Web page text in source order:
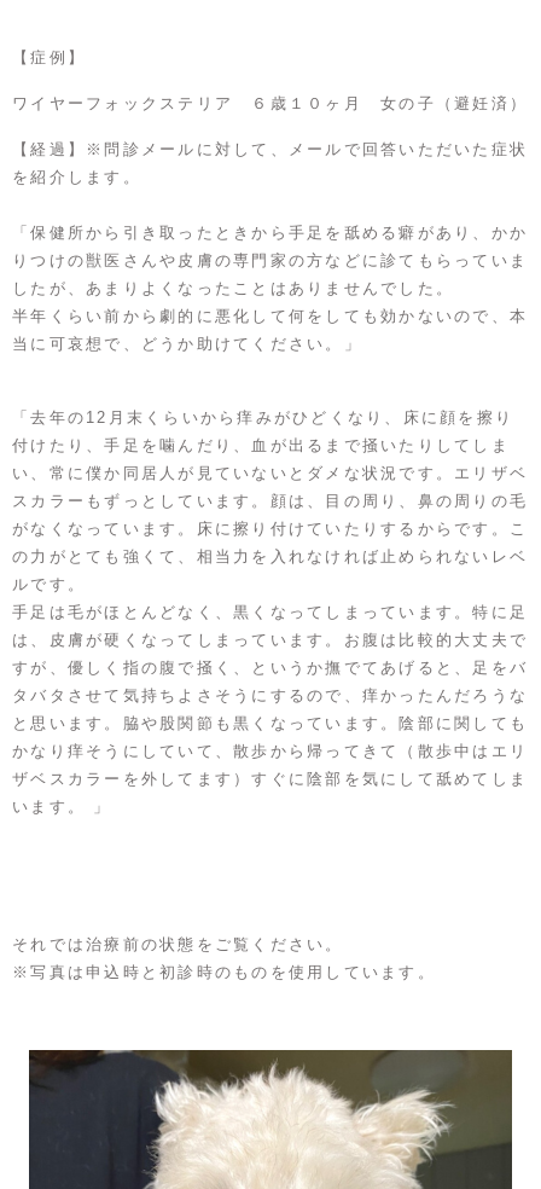
【症例】
ワイヤーフォックステリア ６歳１０ヶ月 女の子（避妊済）
【経過】※問診メールに対して、メールで回答いただいた症状
を紹介します。
「保健所から引き取ったときから手足を舐める癖があり、かか
りつけの獣医さんや皮膚の専門家の方などに診てもらっていま
したが、あまりよくなったことはありませんでした。
半年くらい前から劇的に悪化して何をしても効かないので、本
当に可哀想で、どうか助けてください。」
「去年の12月末くらいから痒みがひどくなり、床に顔を擦り
付けたり、手足を噛んだり、血が出るまで掻いたりしてしま
い、常に僕か同居人が見ていないとダメな状況です。エリザベ
スカラーもずっとしています。顔は、目の周り、鼻の周りの毛
がなくなっています。床に擦り付けていたりするからです。こ
の力がとても強くて、相当力を入れなければ止められないレベ
ルです。
手足は毛がほとんどなく、黒くなってしまっています。特に足
は、皮膚が硬くなってしまっています。お腹は比較的大丈夫で
すが、優しく指の腹で掻く、というか撫でてあげると、足をバ
タバタさせて気持ちよさそうにするので、痒かったんだろうな
と思います。脇や股関節も黒くなっています。陰部に関しても
かなり痒そうにしていて、散歩から帰ってきて（散歩中はエリ
ザベスカラーを外してます）すぐに陰部を気にして舐めてしま
います。 」
それでは治療前の状態をご覧ください。
※写真は申込時と初診時のものを使用しています。